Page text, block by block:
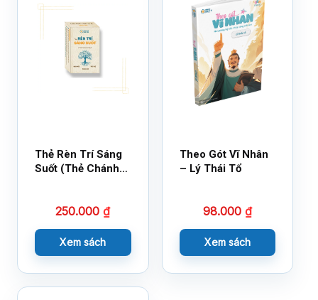
Thẻ Rèn Trí Sáng
Suốt (Thẻ Chánh
250.000₫
Xem sách
Theo Gót Vĩ Nhân
– Lý Thái Tổ
98.000 ₫
Xem sách